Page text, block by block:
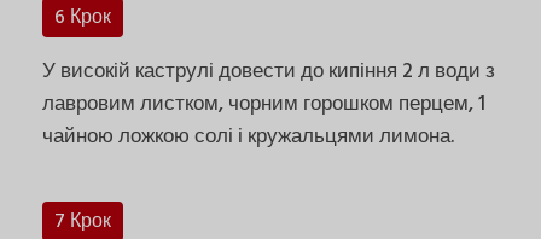
6 Крок
У високій каструлі довести до кипіння 2 л води з
лавровим листком, чорним горошком перцем, 1
чайною ложкою солі і кружальцями лимона.
7 Крок